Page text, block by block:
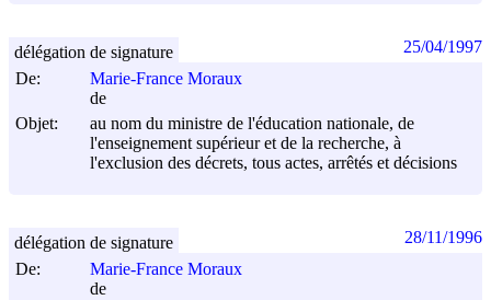
De:
Marie-France Moraux
de
Objet:
au nom du ministre de l'éducation nationale, de
l'enseignement supérieur et de la recherche, à
l'exclusion des décrets, tous actes, arrêtés et décisions
délégation de signature 25/04/1997
De:
Marie-France Moraux
de
délégation de signature 28/11/1996